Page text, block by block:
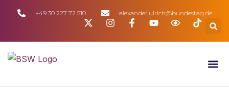
+49 30 227 72 510 alexander.ulrich@bundestag.de